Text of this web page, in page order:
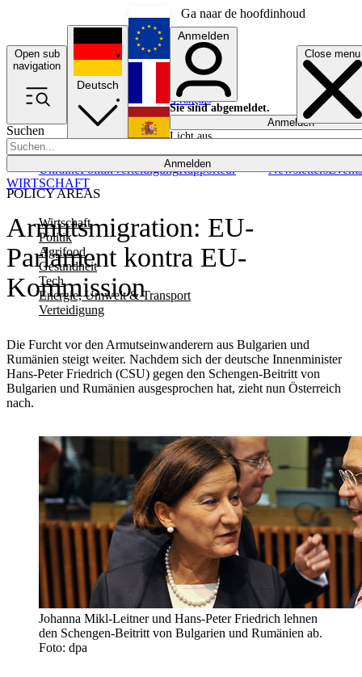
Ga naar de hoofdinhoud
Open sub
navigation
Close menu
Suchen
Anmelden
POLICY AREAS
Wirtschaft
Politik
Agrifood
Gesundheit
Tech
Energie, Umwelt & Transport
Verteidigung
UkrainePolitikVerteidigungRapporteur NewslettersEvents
Deutsch
English
Français
Anmelden
Sie sind abgemeldet.
Anmelden
Licht aus
Armutsmigration: EU-
Parlament kontra EU-
Kommission
Die Furcht vor den Armutseinwanderern aus Bulgarien und
Rumänien steigt weiter. Nachdem sich der deutsche Innenminister
Hans-Peter Friedrich (CSU) gegen den Schengen-Beitritt von
Bulgarien und Rumänien ausgesprochen hat, zieht nun Österreich
nach.
WIRTSCHAFT
Johanna Mikl-Leitner und Hans-Peter Friedrich lehnen
den Schengen-Beitritt von Bulgarien und Rumänien ab.
Foto: dpa